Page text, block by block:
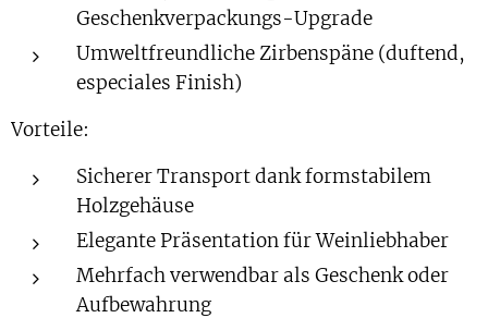
Geschenkverpackungs-Upgrade
Umweltfreundliche Zirbenspäne (duftend,
especiales Finish)
Vorteile:
Sicherer Transport dank formstabilem
Holzgehäuse
Elegante Präsentation für Weinliebhaber
Mehrfach verwendbar als Geschenk oder
Aufbewahrung